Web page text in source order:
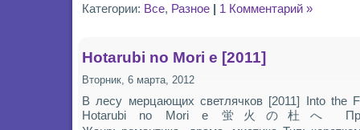
Категории: Все, Разное | 1 Комментарий »
Hotarubi no Mori e [2011]
Вторник, 6 марта, 2012
В лесу мерцающих светлячков [2011] Into the
Hotarubi no Mori e 蛍火の杜へ